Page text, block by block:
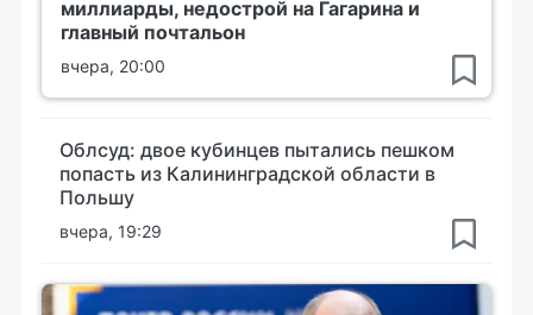
миллиарды, недострой на Гагарина и
главный почтальон
вчера, 20:00
Облсуд: двое кубинцев пытались пешком
попасть из Калининградской области в
Польшу
вчера, 19:29